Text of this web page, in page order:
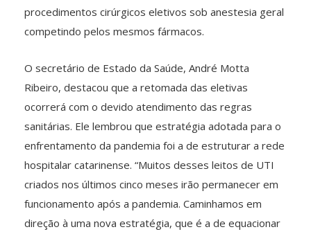
procedimentos cirúrgicos eletivos sob anestesia geral
competindo pelos mesmos fármacos.
O secretário de Estado da Saúde, André Motta
Ribeiro, destacou que a retomada das eletivas
ocorrerá com o devido atendimento das regras
sanitárias. Ele lembrou que estratégia adotada para o
enfrentamento da pandemia foi a de estruturar a rede
hospitalar catarinense. “Muitos desses leitos de UTI
criados nos últimos cinco meses irão permanecer em
funcionamento após a pandemia. Caminhamos em
direção à uma nova estratégia, que é a de equacionar